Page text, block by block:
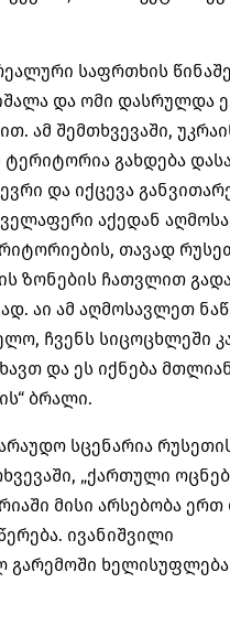
საფრთხის
და ომი დასრულდა
ამ შემთხვევაში,
ტერიტორია გახდება
და იქცევა
აქედან
თავად
ზონების ჩათვლით
აი ამ აღმოსავლეთ
ჩვენს სიცოცხლეში
და ეს იქნება
ბრალი.
სცენარია
„ქართული
მისი არსებობა
ივანიშვილი
გარემოში